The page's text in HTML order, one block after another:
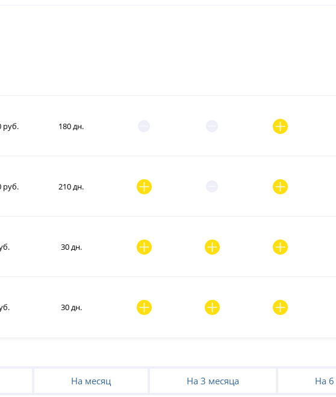
руб. 180 дн.
руб. 210 дн.
30 дн.
30 дн.
На месяц На 3 месяца На 6